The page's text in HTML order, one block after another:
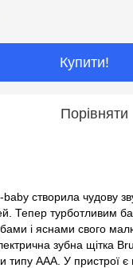
Купити!
Порівняти
створила чудову
Тепер турботливим
і яснами свого
зубна щітка
типу AAA. У пристрої